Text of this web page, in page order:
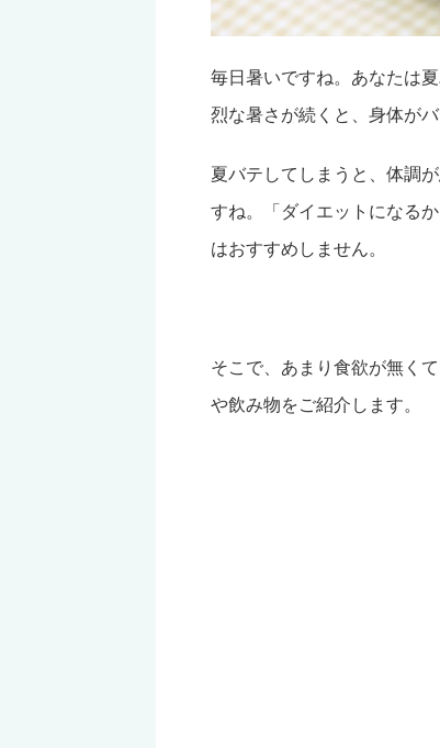
毎日暑いですね。あなたは
烈な暑さが続くと、身体が
夏バテしてしまうと、体調
すね。「ダイエットになる
はおすすめしません。
そこで、あまり食欲が無く
や飲み物をご紹介します。